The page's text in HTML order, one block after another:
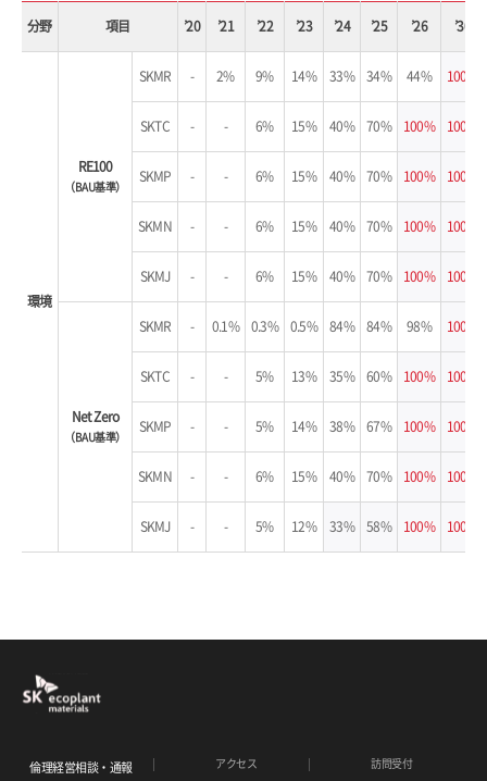
分野 項目 ’20 ’21 ’22 ’23 ’24 ’25 ’26 ’30
環境
RE100
（BAU基準）
SKMR - 2% 9% 14% 33% 34% 44% 100%
SKTC - - 6% 15% 40% 70% 100% 100%
SKMP - - 6% 15% 40% 70% 100% 100%
SKMN - - 6% 15% 40% 70% 100% 100%
SKMJ - - 6% 15% 40% 70% 100% 100%
Net Zero
（BAU基準）
SKMR - 0.1% 0.3% 0.5% 84% 84% 98% 100%
SKTC - - 5% 13% 35% 60% 100% 100%
SKMP - - 5% 14% 38% 67% 100% 100%
SKMN - - 6% 15% 40% 70% 100% 100%
SKMJ - - 5% 12% 33% 58% 100% 100%
倫理経営相談・通報 アクセス 訪問受付